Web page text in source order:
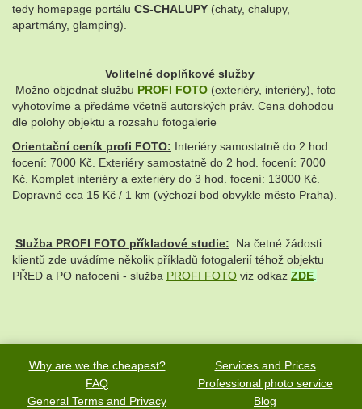
tedy homepage portálu CS-CHALUPY (chaty, chalupy,
apartmány, glamping).
Volitelné doplňkové služby
Možno objednat službu PROFI FOTO (exteriéry, interiéry), foto
vyhotovíme a předáme včetně autorských práv. Cena dohodou
dle polohy objektu a rozsahu fotogalerie
Orientační ceník profi FOTO: Interiéry samostatně do 2 hod.
focení: 7000 Kč. Exteriéry samostatně do 2 hod. focení: 7000
Kč. Komplet interiéry a exteriéry do 3 hod. focení: 13000 Kč.
Dopravné cca 15 Kč / 1 km (výchozí bod obvykle město Praha).
Služba PROFI FOTO příkladové studie: Na četné žádosti
klientů zde uvádíme několik příkladů fotogalerií téhož objektu
PŘED a PO nafocení - služba PROFI FOTO viz odkaz ZDE
Why are we the cheapest?
Services and Prices
FAQ
Professional photo service
General Terms and Privacy
Blog